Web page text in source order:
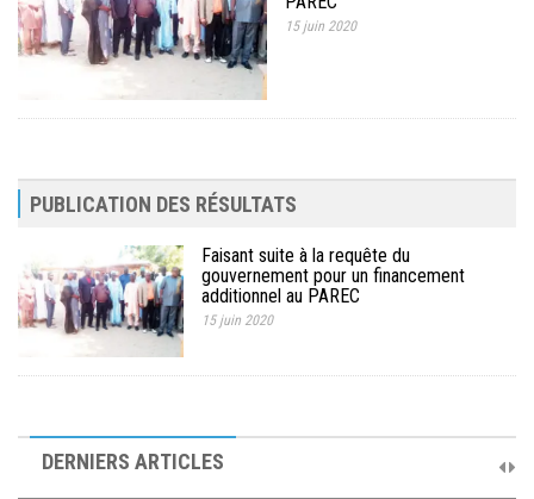
15 juin 2020
PUBLICATION DES RÉSULTATS
Faisant suite à la requête du
gouvernement pour un financement
additionnel au PAREC
15 juin 2020
DERNIERS ARTICLES
Comité de Pilotage du PAREC
19 septembre 2025